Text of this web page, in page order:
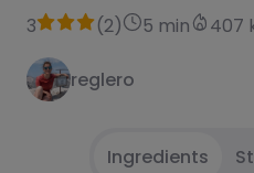
3 (2) 5 min 407
reglero
Ingredients